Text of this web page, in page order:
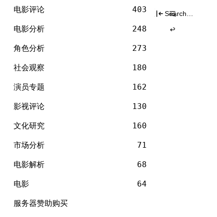
Skip
content
电影评论 403
电影分析 248
角色分析 273
社会观察 180
演员专题 162
影视评论 130
文化研究 160
市场分析 71
电影解析 68
电影 64
服务器赞助购买
Search
分类：